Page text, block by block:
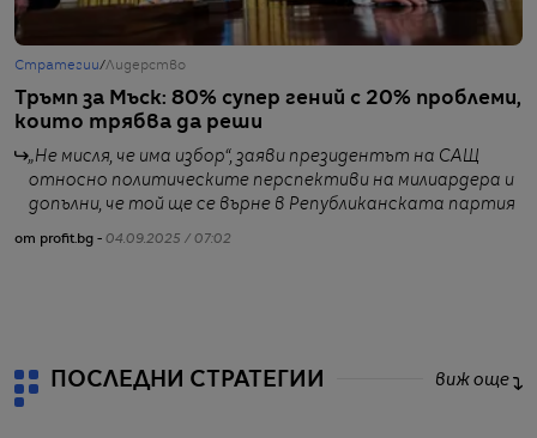
Стратегии/Лидерство
Тръмп за Мъск: 80% супер гений с 20% проблеми,
които трябва да реши
„Не мисля, че има избор“, заяви президентът на САЩ
относно политическите перспективи на милиардера и
допълни, че той ще се върне в Републиканската партия
от profit.bg - 04.09.2025 / 07:02
ПОСЛЕДНИ СТРАТЕГИИ виж още